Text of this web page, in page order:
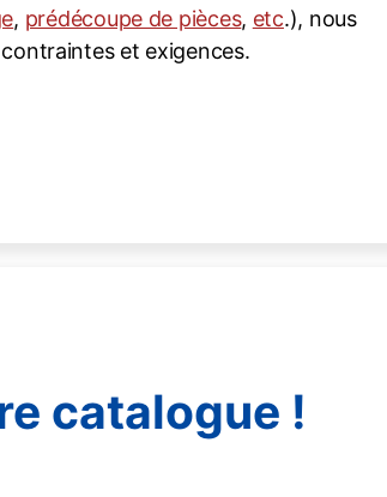
, prédécoupe de pièces, etc.), nous
et exigences.
catalogue !